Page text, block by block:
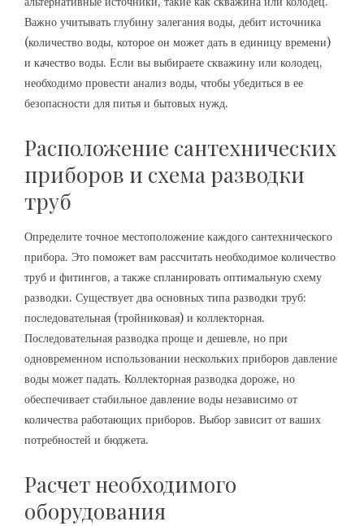
Важно учитывать глубину залегания воды, дебит источника
(количество воды, которое он может дать в единицу времени)
и качество воды. Если вы выбираете скважину или колодец,
необходимо провести анализ воды, чтобы убедиться в ее
безопасности для питья и бытовых нужд.
Расположение сантехнических
приборов и схема разводки
труб
Определите точное местоположение каждого сантехнического
прибора. Это поможет вам рассчитать необходимое количество
труб и фитингов, а также спланировать оптимальную схему
разводки. Существует два основных типа разводки труб:
последовательная (тройниковая) и коллекторная.
Последовательная разводка проще и дешевле, но при
одновременном использовании нескольких приборов давление
воды может падать. Коллекторная разводка дороже, но
обеспечивает стабильное давление воды независимо от
количества работающих приборов. Выбор зависит от ваших
потребностей и бюджета.
Расчет необходимого
оборудования